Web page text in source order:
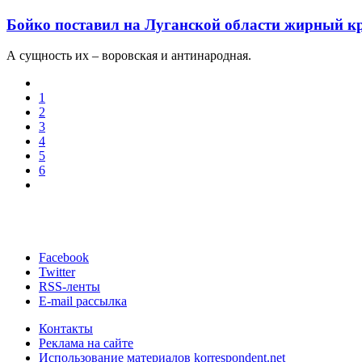
Бойко поставил на Луганской области жирный
А сущность их – воровская и антинародная.
1
2
3
4
5
6
Facebook
Twitter
RSS-ленты
E-mail рассылка
Контакты
Реклама на сайте
Использование материалов korrespondent.net